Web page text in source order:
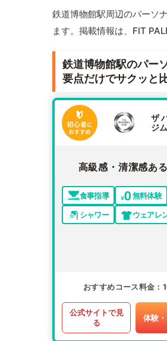
鉄道博物館駅周辺のパーソ
ます。掲載情報は、FIT
鉄道博物館駅のパー
要点だけでサクッと
ザ
ジム
高級感・清潔感あ
食事指導
無料体験
シャワー
ウェアレ
おすすめコース料金
公式サイトで見
る
体験